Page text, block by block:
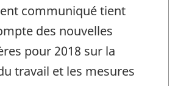
communiqué tient
des nouvelles
pour 2018 sur la
travail et les mesures